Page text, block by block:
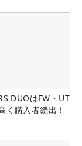
DUOはFW・UT
く購入者続出！